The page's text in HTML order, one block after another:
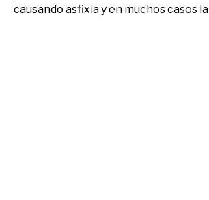
causando asfixia y en muchos casos